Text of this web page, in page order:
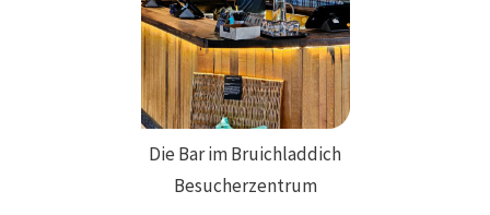
Die Bar im Bruichladdich
Besucherzentrum